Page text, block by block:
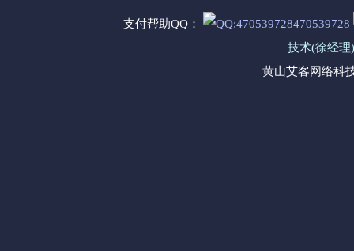
支付帮助QQ：
470539728
技术(徐经理
黄山艾客网络科